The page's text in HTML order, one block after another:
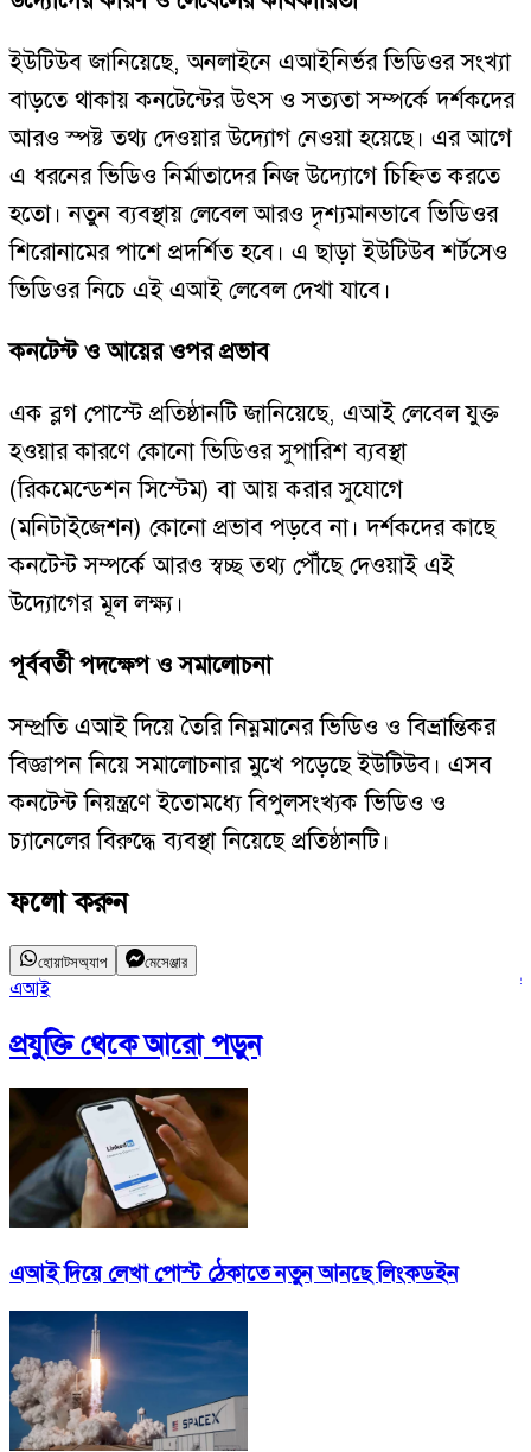
ইউটিউব জানিয়েছে, অনলাইনে এআইনির্ভর ভিডিওর সংখ্যা
বাড়তে থাকায় কনটেন্টের উৎস ও সত্যতা সম্পর্কে দর্শকদের
আরও স্পষ্ট তথ্য দেওয়ার উদ্যোগ নেওয়া হয়েছে। এর আগে
এ ধরনের ভিডিও নির্মাতাদের নিজ উদ্যোগে চিহ্নিত করতে
হতো। নতুন ব্যবস্থায় লেবেল আরও দৃশ্যমানভাবে ভিডিওর
শিরোনামের পাশে প্রদর্শিত হবে। এ ছাড়া ইউটিউব শর্টসেও
ভিডিওর নিচে এই এআই লেবেল দেখা যাবে।
কনটেন্ট ও আয়ের ওপর প্রভাব
এক ব্লগ পোস্টে প্রতিষ্ঠানটি জানিয়েছে, এআই লেবেল যুক্ত
হওয়ার কারণে কোনো ভিডিওর সুপারিশ ব্যবস্থা
(রিকমেন্ডেশন সিস্টেম) বা আয় করার সুযোগে
(মনিটাইজেশন) কোনো প্রভাব পড়বে না। দর্শকদের কাছে
কনটেন্ট সম্পর্কে আরও স্বচ্ছ তথ্য পৌঁছে দেওয়াই এই
উদ্যোগের মূল লক্ষ্য।
পূর্ববর্তী পদক্ষেপ ও সমালোচনা
সম্প্রতি এআই দিয়ে তৈরি নিম্নমানের ভিডিও ও বিভ্রান্তিকর
বিজ্ঞাপন নিয়ে সমালোচনার মুখে পড়েছে ইউটিউব। এসব
কনটেন্ট নিয়ন্ত্রণে ইতোমধ্যে বিপুলসংখ্যক ভিডিও ও
চ্যানেলের বিরুদ্ধে ব্যবস্থা নিয়েছে প্রতিষ্ঠানটি।
ফলো করুন
হোয়াটসঅ্যাপ মেসেঞ্জার
এআই
প্রযুক্তিথেকে আরো পড়ুন
এআই দিয়ে লেখা পোস্ট ঠেকাতে নতুন আনছে লিংকডইন